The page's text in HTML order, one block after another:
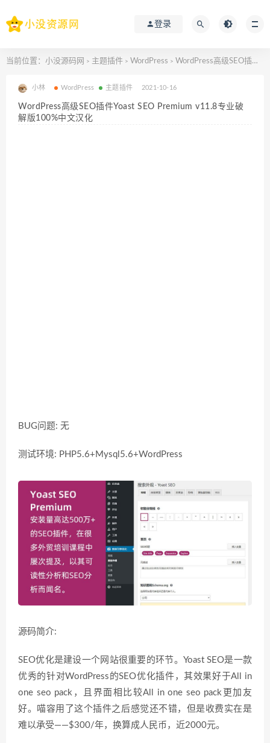
登录
当前位置： 小没源码网 > 主题插件 > WordPress > WordPress高级SEO插件Yoast SEO Premium v11.8专业破解版100%中文汉化
小林 WordPress 主题插件 2021-10-16
WordPress高级SEO插件Yoast SEO Premium v11.8专业破
解版100%中文汉化
BUG问题: 无
测试环境: PHP5.6+Mysql5.6+WordPress
源码简介:
SEO优化是建设一个网站很重要的环节。Yoast SEO是一款
优秀的针对WordPress的SEO优化插件，其效果好于All in
one seo pack，且界面相比较All in one seo pack更加友
好。喵容用了这个插件之后感觉还不错，但是收费实在是
难以承受——$300/年，换算成人民币，近2000元。